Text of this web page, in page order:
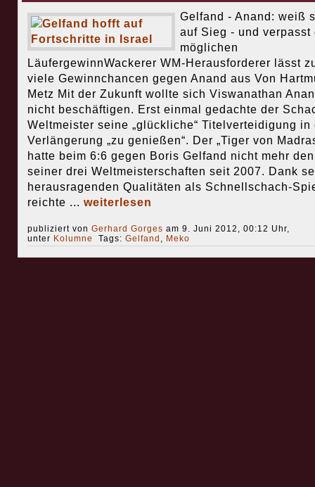
Gelfand - Anand: weiß
auf Sieg - und verpasst
möglichen
LäufergewinnWackerer WM-Herausforderer lässt
viele Gewinnchancen gegen Anand aus Von
Metz Mit der Zukunft wollte sich Viswanathan
nicht beschäftigen. Erst einmal gedachte der
Weltmeister seine „glückliche“ Titelverteidigung in
Verlängerung „zu genießen“. Der „Tiger von
hatte beim 6:6 gegen Boris Gelfand nicht mehr
seiner drei Weltmeisterschaften seit 2007. Dank
herausragenden Qualitäten als Schnellschach-
reichte ... weiterlesen
publiziert von Gerhard Gorges am 9. Juni 2012, 00:12 Uhr,
unter Kolumne Tags: Gelfand , Meko